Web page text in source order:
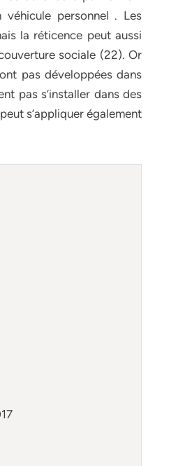
véhicule personnel . Les
la réticence peut aussi
sociale (22). Or
pas développées dans
pas s’installer dans des
s’appliquer également